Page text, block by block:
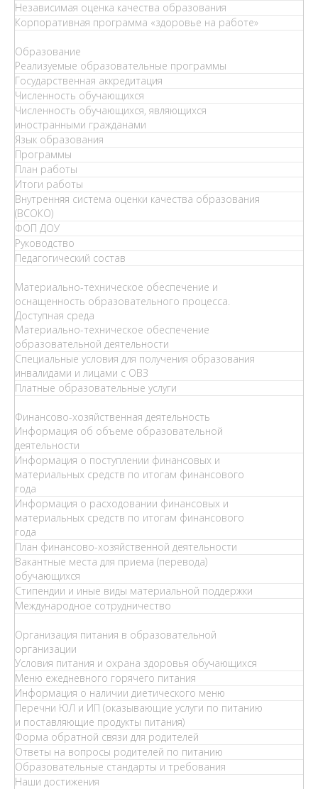
Независимая оценка качества образования
Корпоративная программа «здоровье на работе»
Образование
Реализуемые образовательные программы
Государственная аккредитация
Численность обучающихся
Численность обучающихся, являющихся
иностранными гражданами
Язык образования
Программы
План работы
Итоги работы
Внутренняя система оценки качества образования
(ВСОКО)
ФОП ДОУ
Руководство
Педагогический состав
Материально-техническое обеспечение и
оснащенность образовательного процесса.
Доступная среда
Материально-техническое обеспечение
образовательной деятельности
Специальные условия для получения образования
инвалидами и лицами с ОВЗ
Платные образовательные услуги
Финансово-хозяйственная деятельность
Информация об объеме образовательной
деятельности
Информация о поступлении финансовых и
материальных средств по итогам финансового
года
Информация о расходовании финансовых и
материальных средств по итогам финансового
года
План финансово-хозяйственной деятельности
Вакантные места для приема (перевода)
обучающихся
Стипендии и иные виды материальной поддержки
Международное сотрудничество
Организация питания в образовательной
организации
Условия питания и охрана здоровья обучающихся
Меню ежедневного горячего питания
Информация о наличии диетического меню
Перечни ЮЛ и ИП (оказывающие услуги по питанию
и поставляющие продукты питания)
Форма обратной связи для родителей
Ответы на вопросы родителей по питанию
Образовательные стандарты и требования
Наши достижения